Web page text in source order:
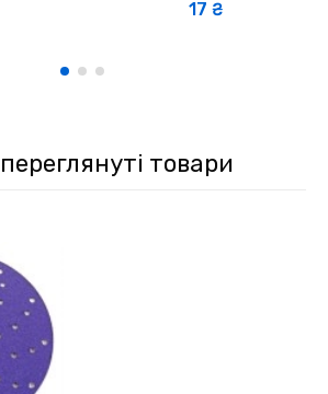
17 ₴
товари